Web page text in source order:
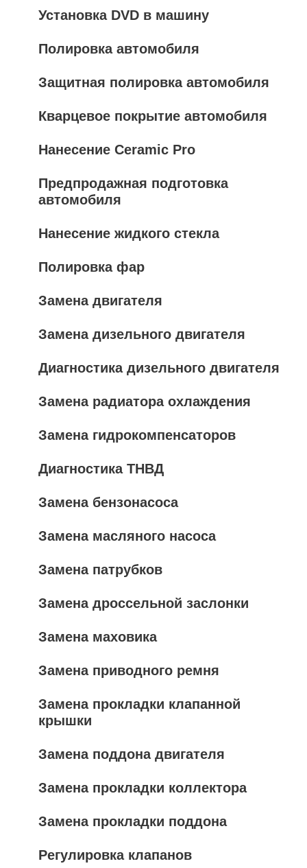
Установка DVD в машину
Полировка автомобиля
Защитная полировка автомобиля
Кварцевое покрытие автомобиля
Нанесение Ceramic Pro
Предпродажная подготовка
автомобиля
Нанесение жидкого стекла
Полировка фар
Замена двигателя
Замена дизельного двигателя
Диагностика дизельного двигателя
Замена радиатора охлаждения
Замена гидрокомпенсаторов
Диагностика ТНВД
Замена бензонасоса
Замена масляного насоса
Замена патрубков
Замена дроссельной заслонки
Замена маховика
Замена приводного ремня
Замена прокладки клапанной
крышки
Замена поддона двигателя
Замена прокладки коллектора
Замена прокладки поддона
Регулировка клапанов